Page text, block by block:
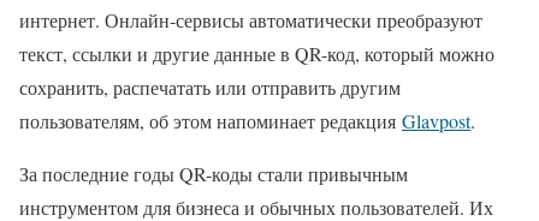
интернет. Онлайн-сервисы автоматически преобразуют
текст, ссылки и другие данные в QR-код, который можно
сохранить, распечатать или отправить другим
пользователям, об этом напоминает редакция Glavpost.
За последние годы QR-коды стали привычным
инструментом для бизнеса и обычных пользователей. Их